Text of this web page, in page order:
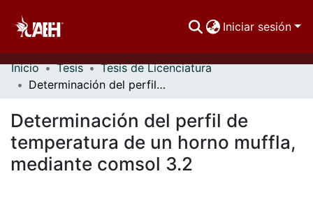
Iniciar sesión
Comunidades
Estadísticas
Inicio Tesis
Tesis de Licenciatura
Determinación del perfil de temperatura de un horno muffla, mediante comsol 3.2
Determinación del perfil de
temperatura de un horno muffla,
mediante comsol 3.2